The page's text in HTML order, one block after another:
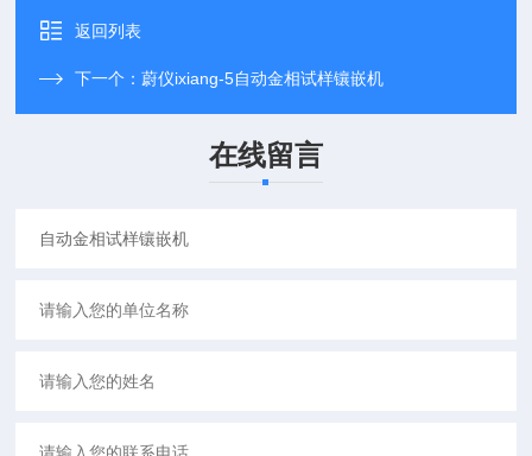
返回列表
下一个：蔚仪ixiang-5自动金相试样镶嵌机
在线留言